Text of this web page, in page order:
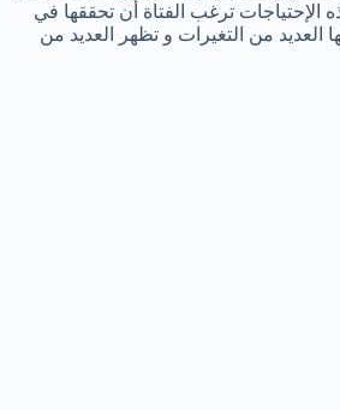
الإحتياجات ترغب الفتاة أن تحققها في
العديد من التغيرات و تظهر العديد من